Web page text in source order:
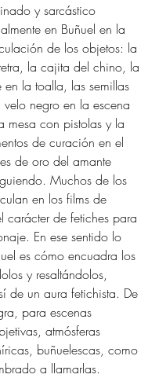
y sarcástico
en Buñuel en la
de los objetos: la
la cajita del chino, la
la toalla, las semillas
negro en la escena
mesa con pistolas y la
de curación en el
de oro del amante
Muchos de los
en los films de
carácter de fetiches para
En ese sentido lo
es cómo encuadra los
y resaltándolos,
de un aura fetichista. De
para escenas
atmósferas
buñuelescas, como
a llamarlas.